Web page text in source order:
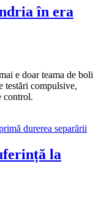
în era
e doar teama de boli
testări compulsive,
control.
la